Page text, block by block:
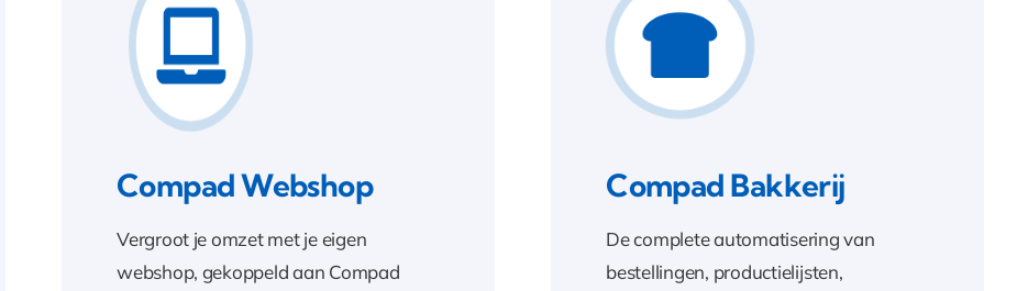
Compad Webshop
Vergroot je omzet met je eigen
webshop, gekoppeld aan Compad
Compad Bakkerij
De complete automatisering van
bestellingen, productielijsten,